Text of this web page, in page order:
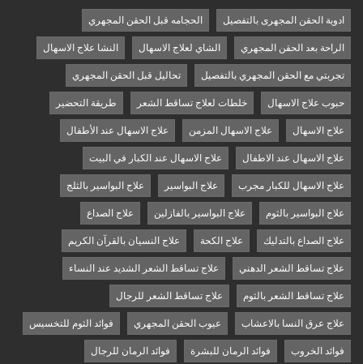
ادوية الحقن المجهرى بالتفصيل الحجامه قبل الحقن المجهري
الراحة بعد الحقن المجهري الشاي لعلاج الاسهال النشا علاج الاسهال
تجربتي مع الحقن المجهري بالتفصيل تحاليل قبل الحقن المجهري
حبوب علاج الاسهال خلطات لعلاج تساقط الشعر طريقة التحضير
علاج الاسهال علاج الاسهال المزمن علاج الاسهال عند الأطفال
علاج الاسهال عند الاطفال علاج الاسهال عند الكبار في البيت
علاج الاسهال للكبار مجرب علاج البواسير علاج البواسير بالثلج
علاج البواسير بالثوم علاج البواسير بالفازلين علاج الصداع
علاج الصداع بالتدليك علاج الكحة علاج النسيان بالقرآن الكريم
علاج تساقط الشعر الدهني علاج تساقط الشعر الشديد عند النساء
علاج تساقط الشعر بالثوم علاج تساقط الشعر للرجال
علاج عرق النسا بالاعشاب عيوب الحقن المجهري فوائد الثوم للتخسيس
فوائد الخروب فوائد الرمان للبشرة فوائد الرمان للرجال